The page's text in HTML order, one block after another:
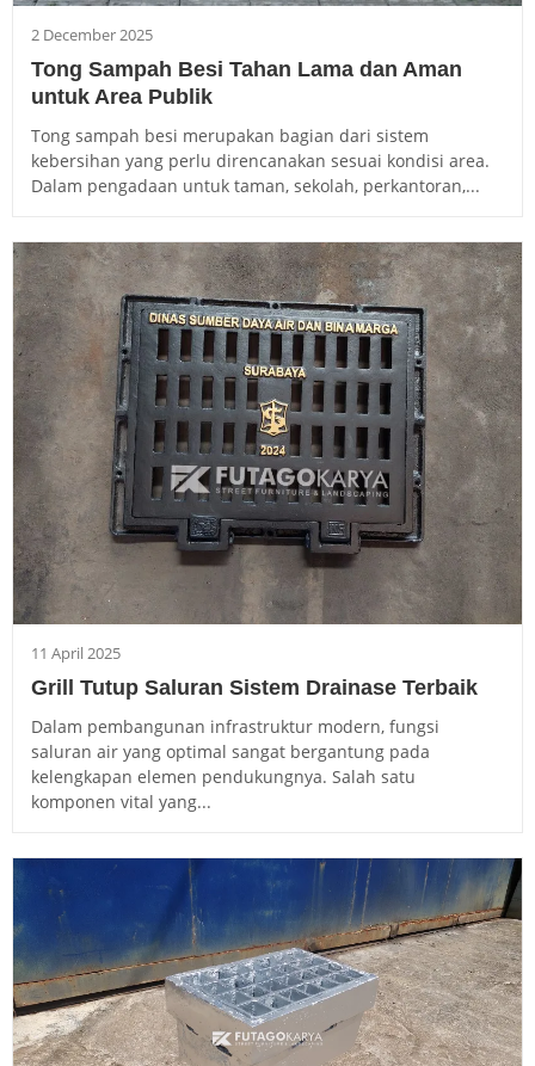
2 December 2025
Tong Sampah Besi Tahan Lama dan Aman
untuk Area Publik
Tong sampah besi merupakan bagian dari sistem
kebersihan yang perlu direncanakan sesuai kondisi area.
Dalam pengadaan untuk taman, sekolah, perkantoran,...
11 April 2025
Grill Tutup Saluran Sistem Drainase Terbaik
Dalam pembangunan infrastruktur modern, fungsi
saluran air yang optimal sangat bergantung pada
kelengkapan elemen pendukungnya. Salah satu
komponen vital yang...